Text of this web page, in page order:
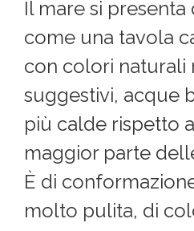
Il mare si
come una tavola
con colori naturali
suggestivi, acque
più calde rispetto
maggior parte
È di
molto pulita, di